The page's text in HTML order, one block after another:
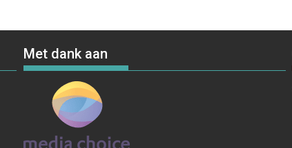
Met dank aan